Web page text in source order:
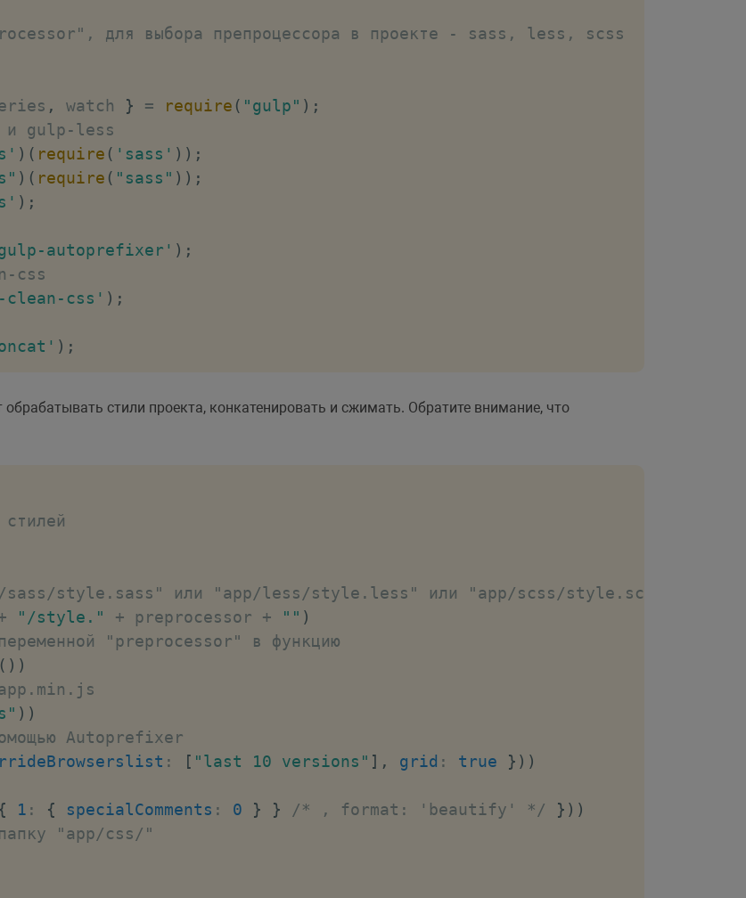
для выбора препроцессора в проекте - sass, less, scss
, watch } = require ( "gulp" ) ;
и gulp-less
) ( require ( 'sass' ) ) ;
) ( require ( "sass" ) ) ;
) ;
autoprefixer' ) ;
css
clean-css' ) ;
) ;
обрабатывать стили проекта, конкатенировать и сжимать. Обратите внимание, что
sass/style.sass" или "app/less/style.less" или "app/scss/style.scss"
"/style." + preprocessor + "" )
"preprocessor" в функцию
( ) )
) )
Autoprefixer
: [ "last 10 versions" ] , grid : true } ) )
{ 1 : { specialComments : 0 } } /* , format: 'beautify' */ } ) )
"app/css/"